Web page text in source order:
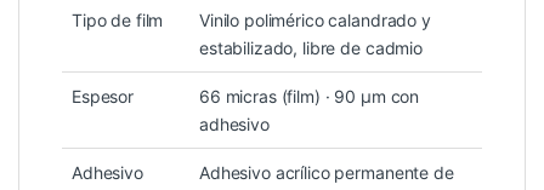
Tipo de film
Vinilo polimérico calandrado y
estabilizado, libre de cadmio
Espesor
66 micras (film) · 90 µm con
adhesivo
Adhesivo Adhesivo acrílico permanente de